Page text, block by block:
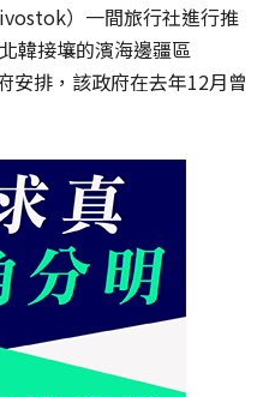
）一間旅行社進行推
韓接壤的濱海邊疆區
安排，該政府在去年12月曾